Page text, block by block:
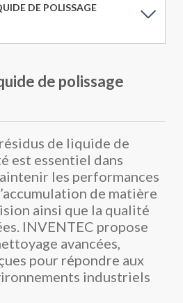
DE POLISSAGE
de polissage
de liquide de
est essentiel dans
les performances
de matière
ainsi que la qualité
INVENTEC propose
avancées,
pour répondre aux
industriels